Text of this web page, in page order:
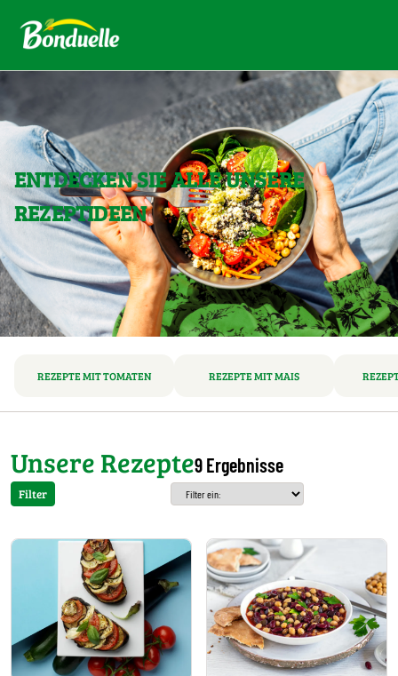
ENTDECKEN SIE ALLE UNSERE
REZEPTIDEEN
REZEPTE MIT TOMATEN REZEPTE MIT MAIS
Unsere Rezepte9 Ergebnisse
Filter